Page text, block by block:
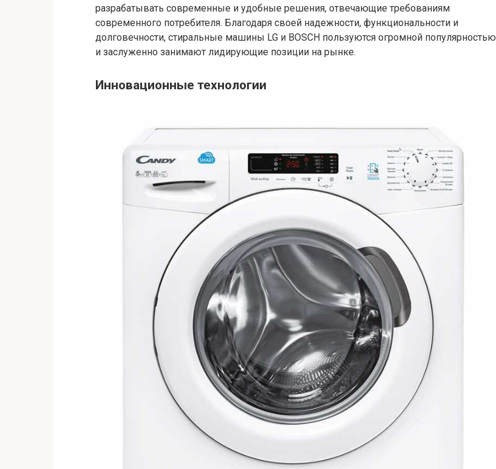
разрабатывать современные и удобные решения, отвечающие требованиям
современного потребителя. Благодаря своей надежности, функциональности и
долговечности, стиральные машины LG и BOSCH пользуются огромной популярностью
и заслуженно занимают лидирующие позиции на рынке.
Инновационные технологии